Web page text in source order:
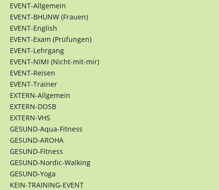
EVENT-Allgemein
EVENT-BHUNW (Frauen)
EVENT-English
EVENT-Exam (Prüfungen)
EVENT-Lehrgang
EVENT-NIMI (Nicht-mit-mir)
EVENT-Reisen
EVENT-Trainer
EXTERN-Allgemein
EXTERN-DOSB
EXTERN-VHS
GESUND-Aqua-Fitness
GESUND-AROHA
GESUND-Fitness
GESUND-Nordic-Walking
GESUND-Yoga
KEIN-TRAINING-EVENT